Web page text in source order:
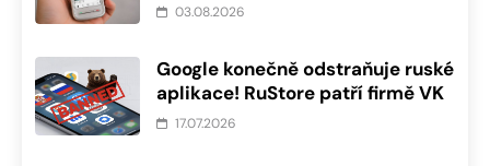
03.08.2026
Google konečně odstraňuje ruské
aplikace! RuStore patří firmě VK
17.07.2026